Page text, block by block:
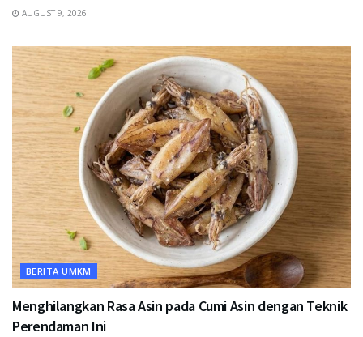
AUGUST 9, 2026
BERITA UMKM
Menghilangkan Rasa Asin pada Cumi Asin dengan Teknik
Perendaman Ini